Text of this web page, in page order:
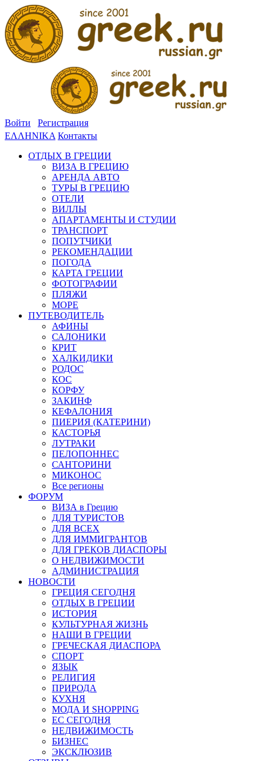
Войти
Регистрация
ΕΛΛΗΝΙΚΑ Контакты
ОТДЫХ В ГРЕЦИИ
ВИЗА В ГРЕЦИЮ
АРЕНДА АВТО
ТУРЫ В ГРЕЦИЮ
ОТЕЛИ
ВИЛЛЫ
АПАРТАМЕНТЫ И СТУДИИ
ТРАНСПОРТ
ПОПУТЧИКИ
РЕКОМЕНДАЦИИ
ПОГОДА
КАРТА ГРЕЦИИ
ФОТОГРАФИИ
ПЛЯЖИ
МОРЕ
ПУТЕВОДИТЕЛЬ
АФИНЫ
САЛОНИКИ
КРИТ
ХАЛКИДИКИ
РОДОС
КОС
КОРФУ
ЗАКИНФ
КЕФАЛОНИЯ
ПИЕРИЯ (КАТЕРИНИ)
КАСТОРЬЯ
ЛУТРАКИ
ПЕЛОПОННЕС
САНТОРИНИ
МИКОНОС
Все регионы
ФОРУМ
ВИЗА в Грецию
ДЛЯ ТУРИСТОВ
ДЛЯ ВСЕХ
ДЛЯ ИММИГРАНТОВ
ДЛЯ ГРЕКОВ ДИАСПОРЫ
О НЕДВИЖИМОСТИ
АДМИНИСТРАЦИЯ
НОВОСТИ
ГРЕЦИЯ СЕГОДНЯ
ОТДЫХ В ГРЕЦИИ
ИСТОРИЯ
КУЛЬТУРНАЯ ЖИЗНЬ
НАШИ В ГРЕЦИИ
ГРЕЧЕСКАЯ ДИАСПОРА
СПОРТ
ЯЗЫК
РЕЛИГИЯ
ПРИРОДА
КУХНЯ
МОДА И SHOPPING
ЕС СЕГОДНЯ
НЕДВИЖИМОСТЬ
БИЗНЕС
ЭКСКЛЮЗИВ